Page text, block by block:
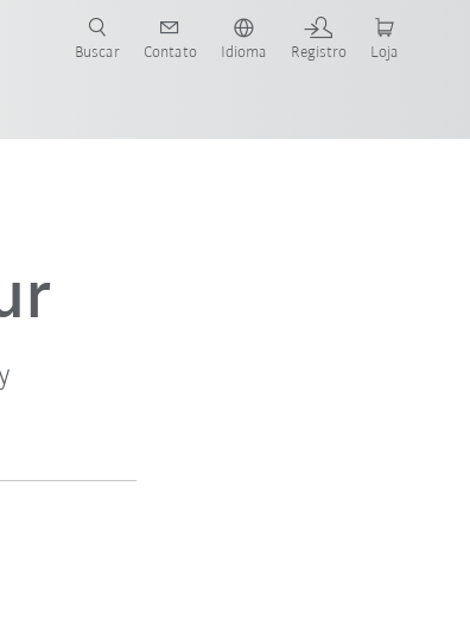
Buscar Contato Idioma Registro Loja